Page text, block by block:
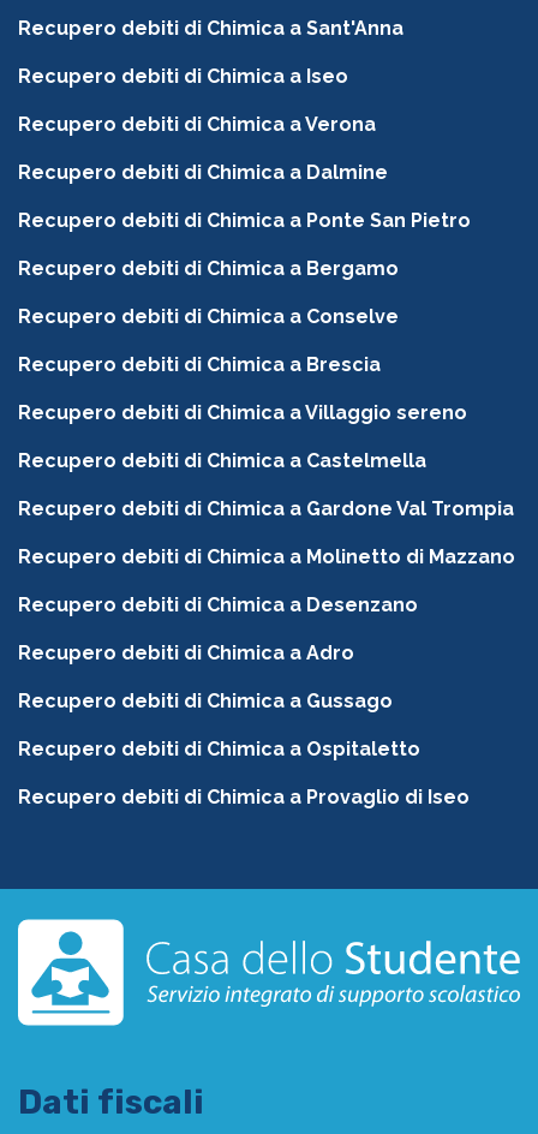
Recupero debiti di Chimica a Sant'Anna
Recupero debiti di Chimica a Iseo
Recupero debiti di Chimica a Verona
Recupero debiti di Chimica a Dalmine
Recupero debiti di Chimica a Ponte San Pietro
Recupero debiti di Chimica a Bergamo
Recupero debiti di Chimica a Conselve
Recupero debiti di Chimica a Brescia
Recupero debiti di Chimica a Villaggio sereno
Recupero debiti di Chimica a Castelmella
Recupero debiti di Chimica a Gardone Val Trompia
Recupero debiti di Chimica a Molinetto di Mazzano
Recupero debiti di Chimica a Desenzano
Recupero debiti di Chimica a Adro
Recupero debiti di Chimica a Gussago
Recupero debiti di Chimica a Ospitaletto
Recupero debiti di Chimica a Provaglio di Iseo
Dati fiscali